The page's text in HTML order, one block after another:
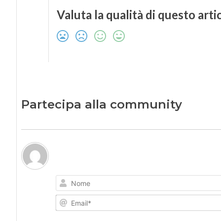
Valuta la qualità di questo
Partecipa alla community